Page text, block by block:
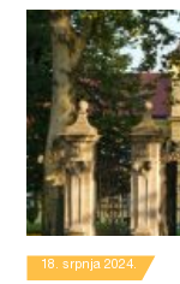
18. srpnja 2024.